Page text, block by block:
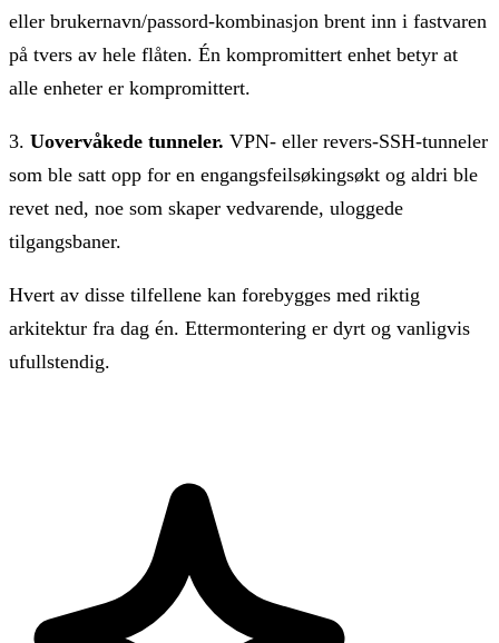
eller brukernavn/passord-kombinasjon brent inn i fastvaren
på tvers av hele flåten. Én kompromittert enhet betyr at
alle enheter er kompromittert.
3. Uovervåkede tunneler. VPN- eller revers-SSH-tunneler
som ble satt opp for en engangsfeilsøkingsøkt og aldri ble
revet ned, noe som skaper vedvarende, uloggede
tilgangsbaner.
Hvert av disse tilfellene kan forebygges med riktig
arkitektur fra dag én. Ettermontering er dyrt og vanligvis
ufullstendig.